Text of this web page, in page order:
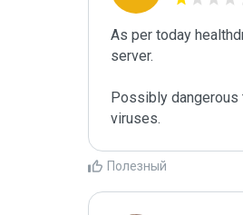
As per today
server.
Possibly
viruses.
Полезный